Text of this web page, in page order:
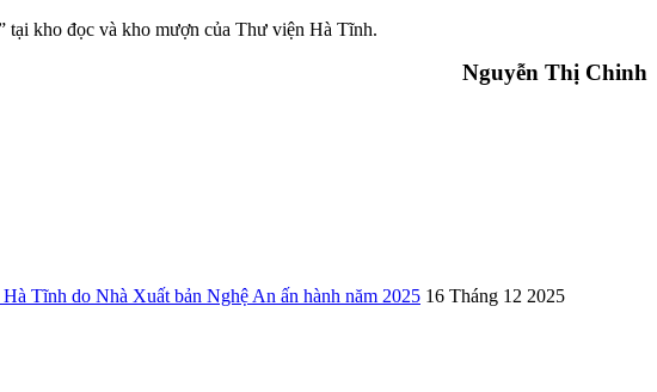
tại kho đọc và kho mượn của Thư viện Hà Tĩnh.
Nguyễn Thị Chinh
do Nhà Xuất bản Nghệ An ấn hành năm 2025 16 Tháng 12 2025